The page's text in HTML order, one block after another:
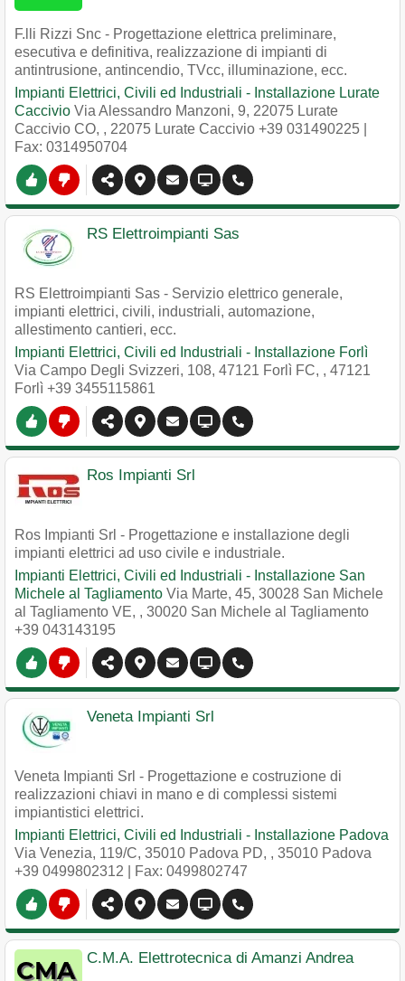
F.lli Rizzi Snc - Progettazione elettrica preliminare,
esecutiva e definitiva, realizzazione di impianti di
antintrusione, antincendio, TVcc, illuminazione, ecc.
Impianti Elettrici, Civili ed Industriali - Installazione Lurate
Caccivio Via Alessandro Manzoni, 9, 22075 Lurate
Caccivio CO, , 22075 Lurate Caccivio +39 031490225
Fax: 0314950704
RS Elettroimpianti Sas
RS Elettroimpianti Sas - Servizio elettrico generale,
impianti elettrici, civili, industriali, automazione,
allestimento cantieri, ecc.
Impianti Elettrici, Civili ed Industriali - Installazione Forlì
Via Campo Degli Svizzeri, 108, 47121 Forlì FC, , 47121
Forlì +39 3455115861
Ros Impianti Srl
Ros Impianti Srl - Progettazione e installazione degli
impianti elettrici ad uso civile e industriale.
Impianti Elettrici, Civili ed Industriali - Installazione San
Michele al Tagliamento Via Marte, 45, 30028 San Michele
al Tagliamento VE, , 30020 San Michele al Tagliamento
+39 043143195
Veneta Impianti Srl
Veneta Impianti Srl - Progettazione e costruzione di
realizzazioni chiavi in mano e di complessi sistemi
impiantistici elettrici.
Impianti Elettrici, Civili ed Industriali - Installazione Padova
Via Venezia, 119/C, 35010 Padova PD, , 35010 Padova
+39 0499802312 | Fax: 0499802747
C.M.A. Elettrotecnica di Amanzi Andrea